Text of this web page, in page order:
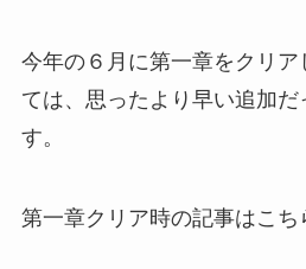
今年の６月に第一章をクリア
ては、思ったより早い追加
す。
第一章クリア時の記事はこち